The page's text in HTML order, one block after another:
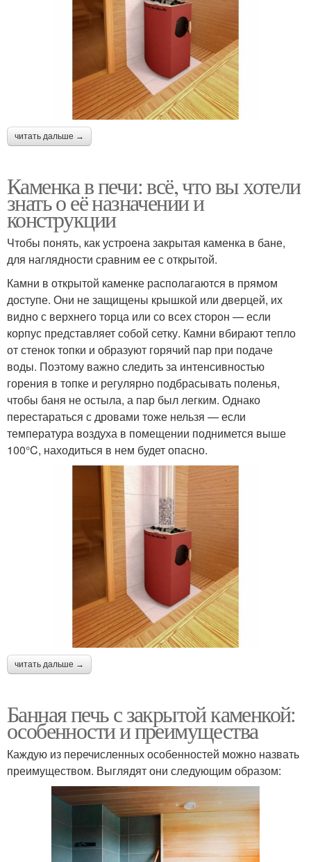
читать дальше →
Каменка в печи: всё, что вы хотели
знать о её назначении и
конструкции
Чтобы понять, как устроена закрытая каменка в бане,
для наглядности сравним ее с открытой.
Камни в открытой каменке располагаются в прямом
доступе. Они не защищены крышкой или дверцей, их
видно с верхнего торца или со всех сторон — если
корпус представляет собой сетку. Камни вбирают тепло
от стенок топки и образуют горячий пар при подаче
воды. Поэтому важно следить за интенсивностью
горения в топке и регулярно подбрасывать поленья,
чтобы баня не остыла, а пар был легким. Однако
перестараться с дровами тоже нельзя — если
температура воздуха в помещении поднимется выше
100°C, находиться в нем будет опасно.
читать дальше →
Банная печь с закрытой каменкой:
особенности и преимущества
Каждую из перечисленных особенностей можно назвать
преимуществом. Выглядят они следующим образом: